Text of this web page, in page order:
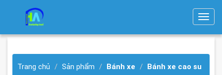
T
g
Trang chủ Sản phẩm Bánh xe Bánh xe cao su